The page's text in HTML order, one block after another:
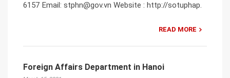
6157 Email: stphn@gov.vn Website : http://sotuphap.
READ MORE
Foreign Affairs Department in Hanoi